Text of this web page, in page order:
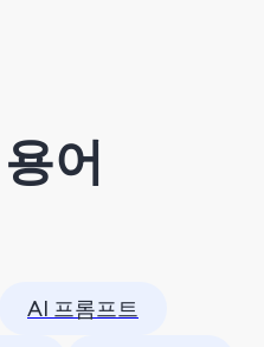
어
AI 프롬프트